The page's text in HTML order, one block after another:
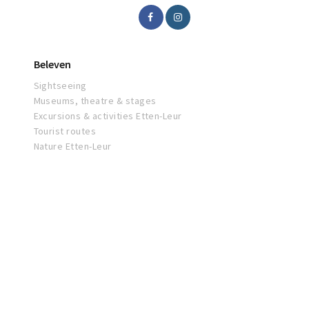
Beleven
Sightseeing
Museums, theatre & stages
Excursions & activities Etten-Leur
Tourist routes
Nature Etten-Leur